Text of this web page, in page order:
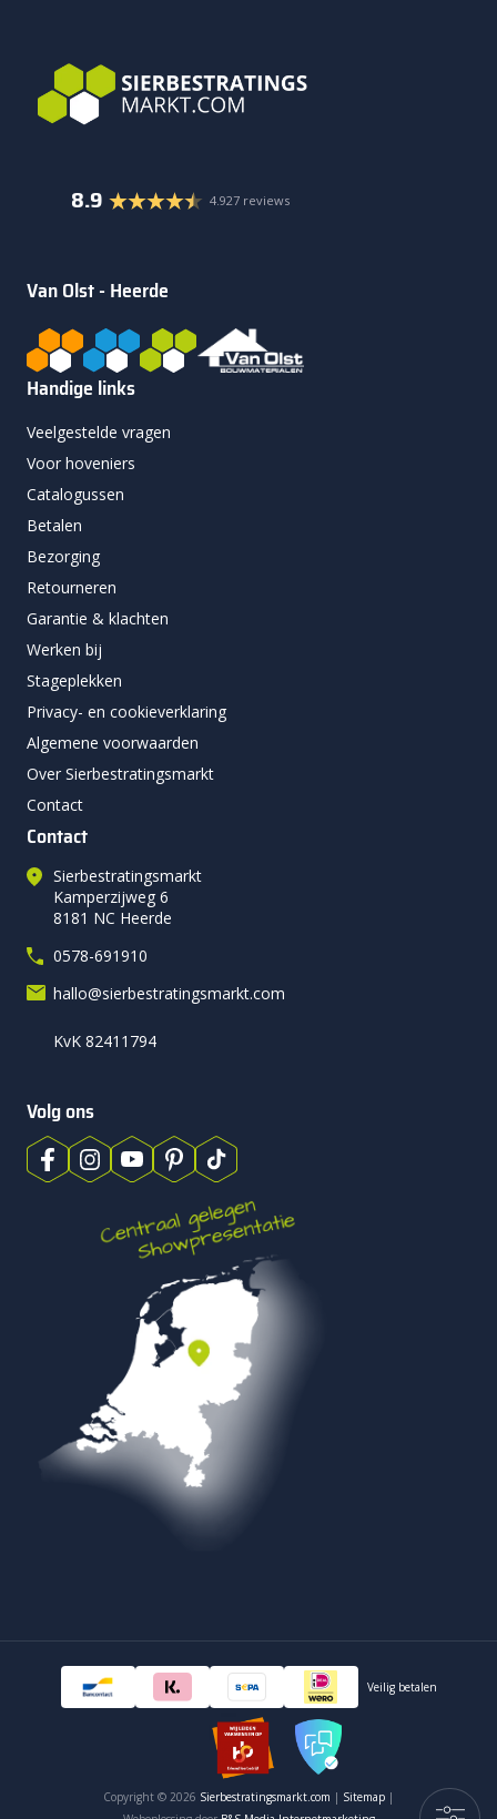
8.9 4.927 reviews
Van Olst - Heerde
Handige links
Veelgestelde vragen
Voor hoveniers
Catalogussen
Betalen
Bezorging
Retourneren
Garantie & klachten
Werken bij
Stageplekken
Privacy- en cookieverklaring
Algemene voorwaarden
Over Sierbestratingsmarkt
Contact
Contact
Sierbestratingsmarkt
Kamperzijweg 6
8181 NC Heerde
0578-691910
hallo@sierbestratingsmarkt.com
KvK 82411794
Volg ons
Veilig betalen
Copyright © 2026 Sierbestratingsmarkt.com | Sitemap |